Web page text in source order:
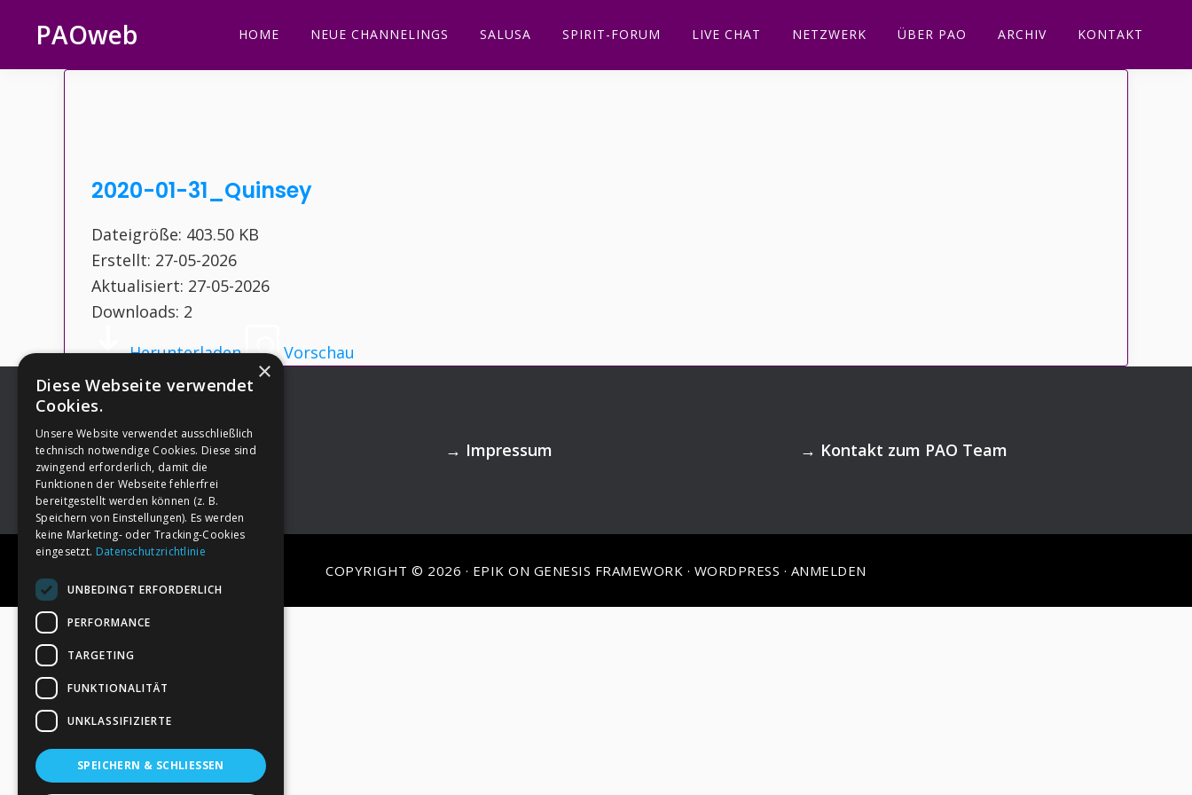
Hauptnavigation
springen
Inhalt
springen
Seitenspalte
springen
Fußzeile
springen
PAOweb HOME NEUE CHANNELINGS SALUSA SPIRIT-FORUM LIVE CHAT NETZWERK ÜBER PAO ARCHIV KONTAKT
2020-01-31_Quinsey
Dateigröße: 403.50 KB
Erstellt: 27-05-2026
Aktualisiert: 27-05-2026
Downloads: 2
Herunterladen
Vorschau
Footer →Deine Spende → Impressum → Kontakt zum PAO Team
COPYRIGHT © 2026 · EPIK ON GENESIS FRAMEWORK · WORDPRESS · ANMELDEN
×
Diese Webseite verwendet
Cookies.
Unsere Website verwendet ausschließlich
technisch notwendige Cookies. Diese sind
zwingend erforderlich, damit die
Funktionen der Webseite fehlerfrei
bereitgestellt werden können (z. B.
Speichern von Einstellungen). Es werden
keine Marketing- oder Tracking-Cookies
eingesetzt. Datenschutzrichtlinie
UNBEDINGT ERFORDERLICH
PERFORMANCE
TARGETING
FUNKTIONALITÄT
UNKLASSIFIZIERTE
SPEICHERN & SCHLIESSEN